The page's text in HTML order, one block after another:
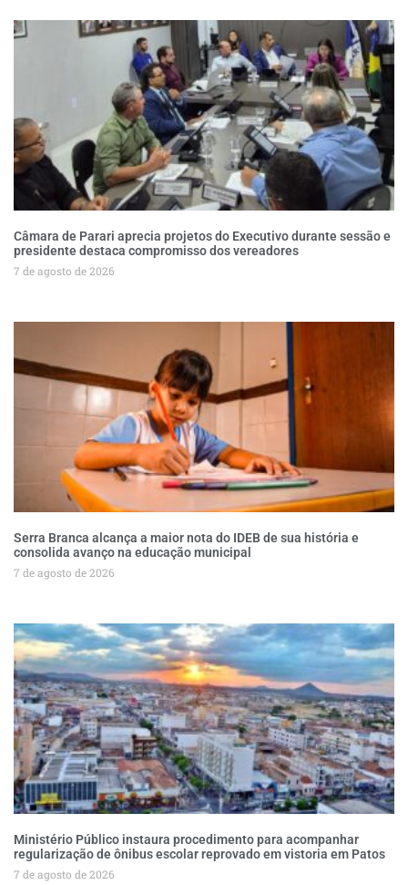
Câmara de Parari aprecia projetos do Executivo durante sessão e
presidente destaca compromisso dos vereadores
7 de agosto de 2026
Serra Branca alcança a maior nota do IDEB de sua história e
consolida avanço na educação municipal
7 de agosto de 2026
Ministério Público instaura procedimento para acompanhar
regularização de ônibus escolar reprovado em vistoria em Patos
7 de agosto de 2026